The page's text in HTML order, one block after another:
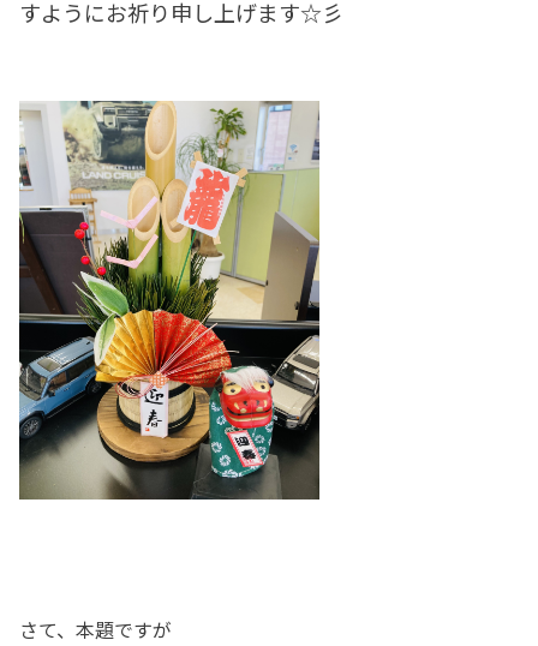
すようにお祈り申し上げます☆彡
さて、本題ですが